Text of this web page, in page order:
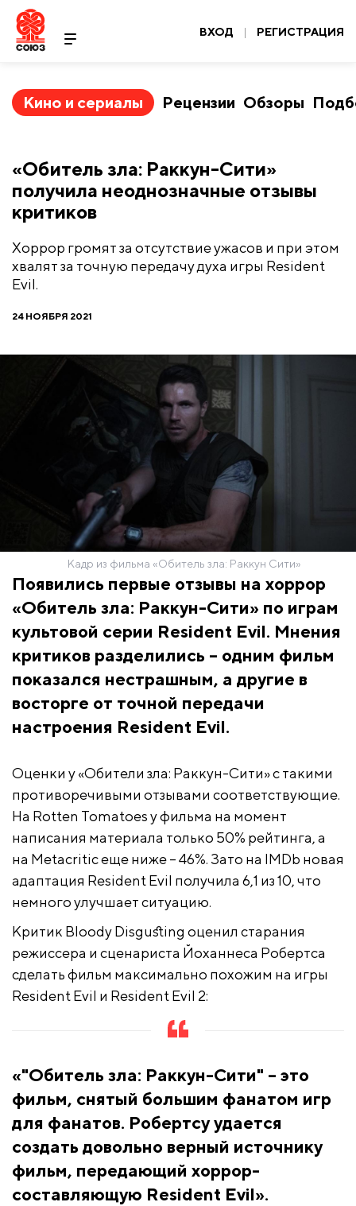
ВХОД | РЕГИСТРАЦИЯ
Кино и сериалы Рецензии Обзоры
«Обитель зла: Раккун-Сити»
получила неоднозначные отзывы
критиков
Хоррор громят за отсутствие ужасов и при этом
хвалят за точную передачу духа игры Resident
Evil.
24 НОЯБРЯ 2021
Кадр из фильма «Обитель зла: Раккун Сити»
Появились первые отзывы на хоррор
«Обитель зла: Раккун-Сити» по играм
культовой серии Resident Evil. Мнения
критиков разделились – одним фильм
показался нестрашным, а другие в
восторге от точной передачи
настроения Resident Evil.
Оценки у «Обители зла: Раккун-Сити» с такими
противоречивыми отзывами соответствующие.
На Rotten Tomatoes у фильма на момент
написания материала только 50% рейтинга, а
на Metacritic еще ниже – 46%. Зато на IMDb новая
адаптация Resident Evil получила 6,1 из 10, что
немного улучшает ситуацию.
Критик Bloody Disgusting оценил старания
режиссера и сценариста Йоханнеса Робертса
сделать фильм максимально похожим на игры
Resident Evil и Resident Evil 2:
«"Обитель зла: Раккун-Сити" – это
фильм, снятый большим фанатом игр
для фанатов. Робертсу удается
создать довольно верный источнику
фильм, передающий хоррор-
составляющую Resident Evil».